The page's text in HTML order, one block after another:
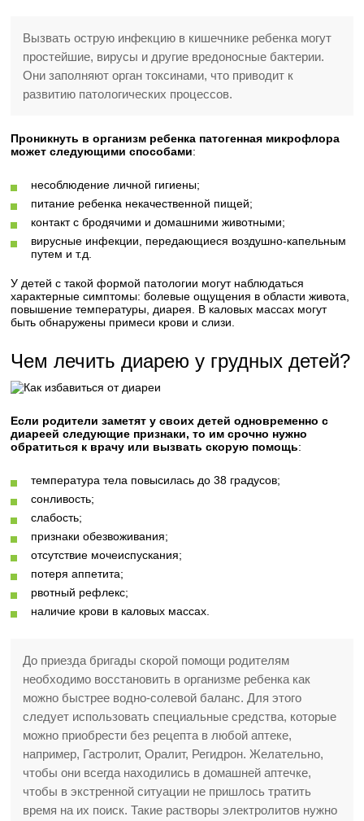
Вызвать острую инфекцию в кишечнике ребенка могут
простейшие, вирусы и другие вредоносные бактерии.
Они заполняют орган токсинами, что приводит к
развитию патологических процессов.
Проникнуть в организм ребенка патогенная микрофлора
может следующими способами:
несоблюдение личной гигиены;
питание ребенка некачественной пищей;
контакт с бродячими и домашними животными;
вирусные инфекции, передающиеся воздушно-капельным
путем и т.д.
У детей с такой формой патологии могут наблюдаться
характерные симптомы: болевые ощущения в области живота,
повышение температуры, диарея. В каловых массах могут
быть обнаружены примеси крови и слизи.
Чем лечить диарею у грудных детей?
Если родители заметят у своих детей одновременно с
диареей следующие признаки, то им срочно нужно
обратиться к врачу или вызвать скорую помощь:
температура тела повысилась до 38 градусов;
сонливость;
слабость;
признаки обезвоживания;
отсутствие мочеиспускания;
потеря аппетита;
рвотный рефлекс;
наличие крови в каловых массах.
До приезда бригады скорой помощи родителям
необходимо восстановить в организме ребенка как
можно быстрее водно-солевой баланс. Для этого
следует использовать специальные средства, которые
можно приобрести без рецепта в любой аптеке,
например, Гастролит, Оралит, Регидрон. Желательно,
чтобы они всегда находились в домашней аптечке,
чтобы в экстренной ситуации не пришлось тратить
время на их поиск. Такие растворы электролитов нужно